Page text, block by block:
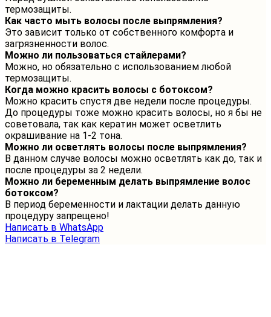
термозащиты.
Как часто мыть волосы после выпрямления?
Это зависит только от собственного комфорта и
загрязненности волос.
Можно ли пользоваться стайлерами?
Можно, но обязательно с использованием любой
термозащиты.
Когда можно красить волосы с ботоксом?
Можно красить спустя две недели после процедуры.
До процедуры тоже можно красить волосы, но я бы не
советовала, так как кератин может осветлить
окрашивание на 1-2 тона.
Можно ли осветлять волосы после выпрямления?
В данном случае волосы можно осветлять как до, так и
после процедуры за 2 недели.
Можно ли беременным делать выпрямление волос
ботоксом?
В период беременности и лактации делать данную
процедуру запрещено!
Написать в WhatsApp
Написать в Telegram